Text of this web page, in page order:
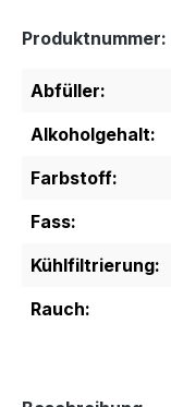
Produktnummer:
Abfüller:
Alkoholgehalt:
Farbstoff:
Fass:
Kühlfiltrierung:
Rauch: